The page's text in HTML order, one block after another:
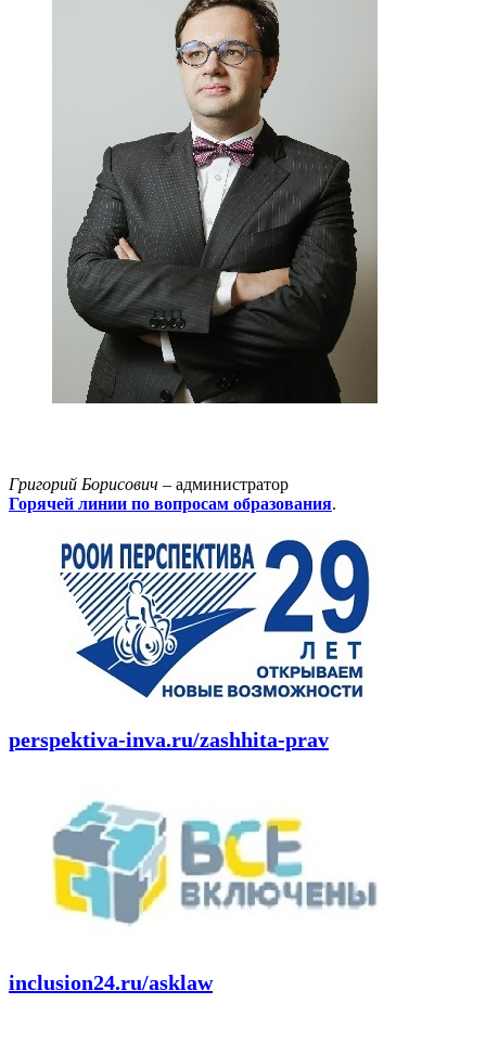
Григорий Борисович – администратор
Горячей линии по вопросам образования.
perspektiva-inva.ru/zashhita-prav
inclusion24.ru/asklaw